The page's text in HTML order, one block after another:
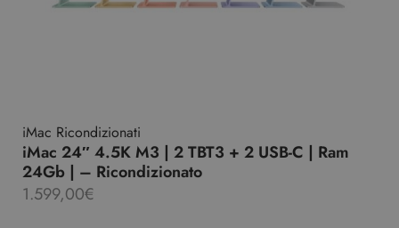
iMac Ricondizionati
iMac 24″ 4.5K M3 | 2 TBT3 + 2 USB-C | Ram
24Gb | – Ricondizionato
1.599,00€